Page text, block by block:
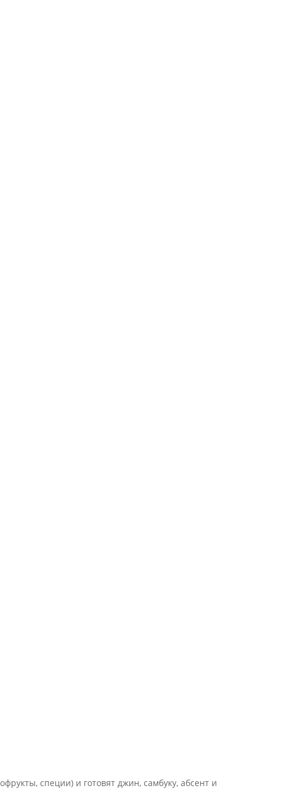
специи) и готовят джин, самбуку, абсент и